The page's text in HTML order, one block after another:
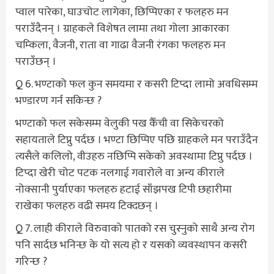
प्वाल पारेका, घाउचोट लागेका, छिप्पिएका र फलहरु मन
पराउँदैनन् । ग्राहकले विशेषत लामा तथा गोला आकारका
चम्किला, वैजनी, राता वा गाढा वैजनी रंगका फलहरु मन
पराउँछन् ।
Q 6. भण्टाको फल कुन समयमा र कसरी टिप्दा लामो अवधिसम्म
भण्डारण गर्न सकिन्छ ?
भण्टाको फल सकेसम्म वेलुकी पख कैँची वा सिकेचरको
सहायताले टिप्नु पर्दछ । भण्टा छिप्पिए पछि ग्राहकले मन पराउँदैन
त्यसैले कलिलो, वीउहरु नछिप्पि सकेको अवस्थामा टिप्नु पर्दछ ।
टिप्दा खेरी चोट पटक नलगाई गवारोले वा अन्य कीराले
नोक्सानी पुर्याएका फलहरु हटाई साँझपख टिपी छहारीमा
राखेका फलहरु वढी समय टिक्दछन् ।
Q 7. लाही कीराले विरुवाको पातको रस चुस्नुको साथै अन्य रोग
पनि सार्दछ भनिन्छ के यो सत्य हो र यसको व्यवस्थापन कसरी
गरिन्छ ?